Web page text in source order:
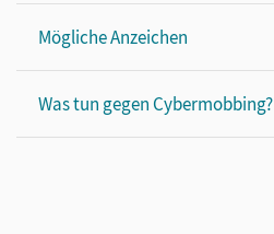
Mögliche Anzeichen
Was tun gegen Cybermobbing?